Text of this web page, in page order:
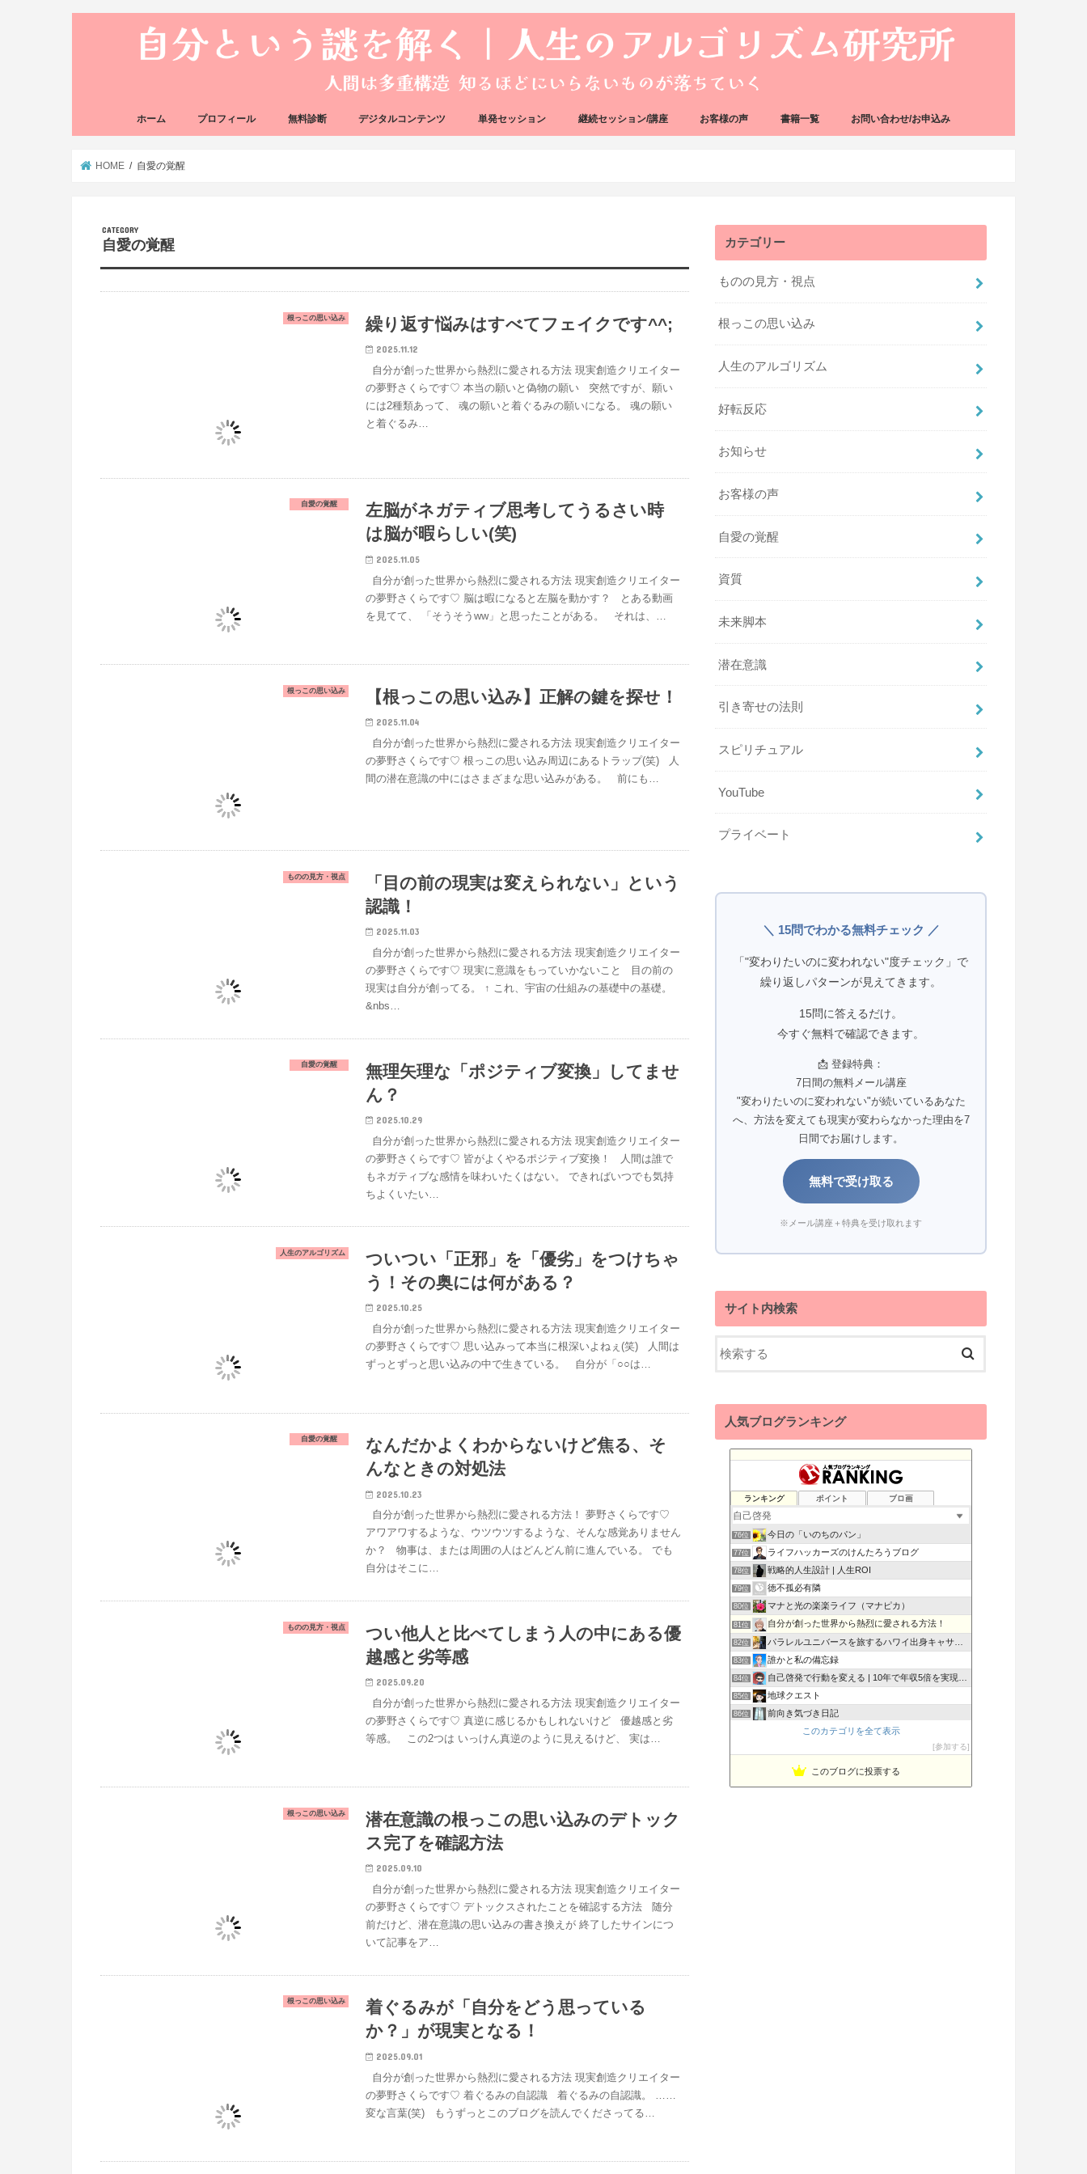
ホーム プロフィール 無料診断 デジタルコンテンツ 単発セッション 継続セッション/講座 お客様の声 書籍一覧 お問い合わせ/お申込み
HOME 自愛の覚醒
自愛の覚醒
根っこの思い込み 繰り返す悩みはすべてフェイクです^^;
2025.11.12
自分が創った世界から熱烈に愛される方法 現実創造クリエイター
の夢野さくらです♡ 本当の願いと偽物の願い 突然ですが、願い
には2種類あって、 魂の願いと着ぐるみの願いになる。 魂の願い
と着ぐるみ…
自愛の覚醒
左脳がネガティブ思考してうるさい時
は脳が暇らしい(笑)
2025.11.05
自分が創った世界から熱烈に愛される方法 現実創造クリエイター
の夢野さくらです♡ 脳は暇になると左脳を動かす？ とある動画
を見てて、 「そうそうww」と思ったことがある。 それは、…
根っこの思い込み 【根っこの思い込み】正解の鍵を探せ！
2025.11.04
自分が創った世界から熱烈に愛される方法 現実創造クリエイター
の夢野さくらです♡ 根っこの思い込み周辺にあるトラップ(笑) 人
間の潜在意識の中にはさまざまな思い込みがある。 前にも…
ものの見方・視点
「目の前の現実は変えられない」という
認識！
2025.11.03
自分が創った世界から熱烈に愛される方法 現実創造クリエイター
の夢野さくらです♡ 現実に意識をもっていかないこと 目の前の
現実は自分が創ってる。 ↑ これ、宇宙の仕組みの基礎中の基礎。
&nbs…
自愛の覚醒
無理矢理な「ポジティブ変換」してませ
ん？
2025.10.29
自分が創った世界から熱烈に愛される方法 現実創造クリエイター
の夢野さくらです♡ 皆がよくやるポジティブ変換！ 人間は誰で
もネガティブな感情を味わいたくはない。 できればいつでも気持
ちよくいたい…
人生のアルゴリズム
ついつい「正邪」を「優劣」をつけちゃ
う！その奥には何がある？
2025.10.25
自分が創った世界から熱烈に愛される方法 現実創造クリエイター
の夢野さくらです♡ 思い込みって本当に根深いよねぇ(笑) 人間は
ずっとずっと思い込みの中で生きている。 自分が「○○は…
自愛の覚醒
なんだかよくわからないけど焦る、そ
んなときの対処法
2025.10.23
自分が創った世界から熱烈に愛される方法！ 夢野さくらです♡
アワアワするような、ウツウツするような、そんな感覚ありません
か？ 物事は、または周囲の人はどんどん前に進んでいる。 でも
自分はそこに…
ものの見方・視点
つい他人と比べてしまう人の中にある優
越感と劣等感
2025.09.20
自分が創った世界から熱烈に愛される方法 現実創造クリエイター
の夢野さくらです♡ 真逆に感じるかもしれないけど 優越感と劣
等感。 この2つは いっけん真逆のように見えるけど、 実は…
根っこの思い込み
潜在意識の根っこの思い込みのデトック
ス完了を確認方法
2025.09.10
自分が創った世界から熱烈に愛される方法 現実創造クリエイター
の夢野さくらです♡ デトックスされたことを確認する方法 随分
前だけど、潜在意識の思い込みの書き換えが 終了したサインにつ
いて記事をア…
根っこの思い込み
着ぐるみが「自分をどう思っている
か？」が現実となる！
2025.09.01
自分が創った世界から熱烈に愛される方法 現実創造クリエイター
の夢野さくらです♡ 着ぐるみの自認識 着ぐるみの自認識。 ……
変な言葉(笑) もうずっとこのブログを読んでくださってる…
カテゴリー
ものの見方・視点
根っこの思い込み
人生のアルゴリズム
好転反応
お知らせ
お客様の声
自愛の覚醒
資質
未来脚本
潜在意識
引き寄せの法則
スピリチュアル
YouTube
プライベート
＼ 15問でわかる無料チェック ／
「"変わりたいのに変われない"度チェック」で
繰り返しパターンが見えてきます。
15問に答えるだけ。
今すぐ無料で確認できます。
📩 登録特典：
7日間の無料メール講座
"変わりたいのに変われない"が続いているあなた
へ、方法を変えても現実が変わらなかった理由を7
日間でお届けします。
無料で受け取る
※メール講座＋特典を受け取れます
サイト内検索
人気ブログランキング
ランキング ポイント ブロ画
74位 まるのモノマニア｜MONO LOVE!
75位 マルマルライフ| やりたいこと中心のライフスタイル
76位 今日の「いのちのパン」
77位 ライフハッカーズのけんたろうブログ
78位 戦略的人生設計 | 人生ROI
79位 徳不孤必有隣
80位 マナと光の楽楽ライフ（マナピカ）
81位 自分が創った世界から熱烈に愛される方法！
82位 パラレルユニバースを旅するハワイ出身キャサリンの旅行ガイド
83位 誰かと私の備忘録
84位 自己啓発で行動を変える | 10年で年収5倍を実現した方法
85位 地球クエスト
86位 前向き気づき日記
和風引き寄せ日記このカテゴリを全て表示
参加する
このブログに投票する